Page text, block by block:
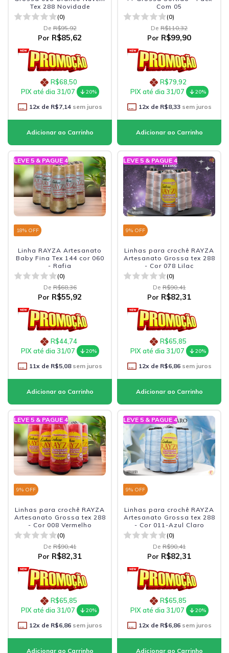
Tex 288 Novidade
(0)
De R$95,92
Por R$85,62
R$68,50
PIX até dia 31/07
20%
12x de R$7,14sem juros
Com 05
(0)
De R$110,32
Por R$99,90
R$79,92
PIX até dia 31/07
20%
12x de R$8,33sem juros
LEVE 5 & PAGUE 4
18% OFF
Linha RAYZA Artesanato
Baby Fina Tex 144 cor 060
- Rafia
(0)
De R$68,36
Por R$55,92
R$44,74
PIX até dia 31/07
20%
11x de R$5,08sem juros
LEVE 5 & PAGUE 4
9% OFF
Linhas para crochê RAYZA
Artesanato Grossa tex 288
- Cor 078 Lilac
(0)
De R$90,41
Por R$82,31
R$65,85
PIX até dia 31/07
20%
12x de R$6,86sem juros
LEVE 5 & PAGUE 4
9% OFF
Linhas para crochê RAYZA
Artesanato Grossa tex 288
- Cor 008 Vermelho
(0)
De R$90,41
Por R$82,31
R$65,85
PIX até dia 31/07
20%
12x de R$6,86sem juros
LEVE 5 & PAGUE 4
9% OFF
Linhas para crochê RAYZA
Artesanato Grossa tex 288
- Cor 011-Azul Claro
(0)
De R$90,41
Por R$82,31
R$65,85
PIX até dia 31/07
20%
12x de R$6,86sem juros